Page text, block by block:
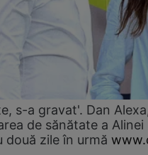
s-a gravat'. Dan
de sănătate a Alinei
două zile în urmă